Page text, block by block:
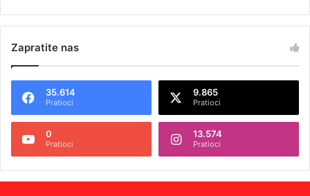
Zapratite nas
35.614
Pratioci
9.865
Pratioci
0
Pratioci
13.574
Pratioci